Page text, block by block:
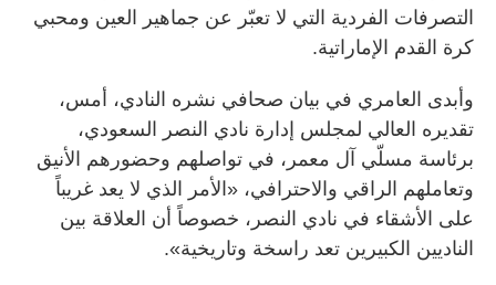
التصرفات الفردية التي لا تعبّر عن جماهير العين ومحبي
كرة القدم الإماراتية.
وأبدى العامري في بيان صحافي نشره النادي، أمس،
تقديره العالي لمجلس إدارة نادي النصر السعودي،
برئاسة مسلّي آل معمر، في تواصلهم وحضورهم الأنيق
وتعاملهم الراقي والاحترافي، «الأمر الذي لا يعد غريباً
على الأشقاء في نادي النصر، خصوصاً أن العلاقة بين
الناديين الكبيرين تعد راسخة وتاريخية».